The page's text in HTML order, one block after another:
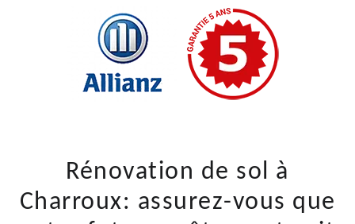
Rénovation de sol à
Charroux: assurez-vous que